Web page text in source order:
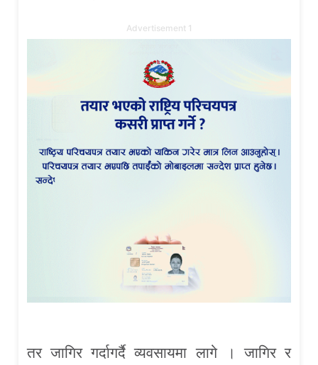
Advertisement 1
तर जागिर गर्दागर्दै व्यवसायमा लागे । जागिर र